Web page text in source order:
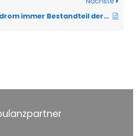
Ist ein Bulbärsyndrom immer Bestandteil der ALS?